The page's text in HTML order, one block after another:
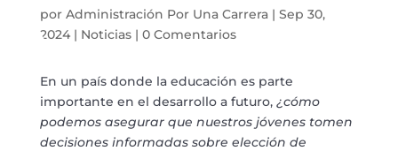
por Administración Por Una Carrera| Sep 30,
2024| Noticias| 0 Comentarios
En un país donde la educación es parte
importante en el desarrollo a futuro, ¿cómo
podemos asegurar que nuestros jóvenes tomen
decisiones informadas sobre elección de